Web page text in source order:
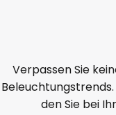
Verpassen Sie
den Sie bei